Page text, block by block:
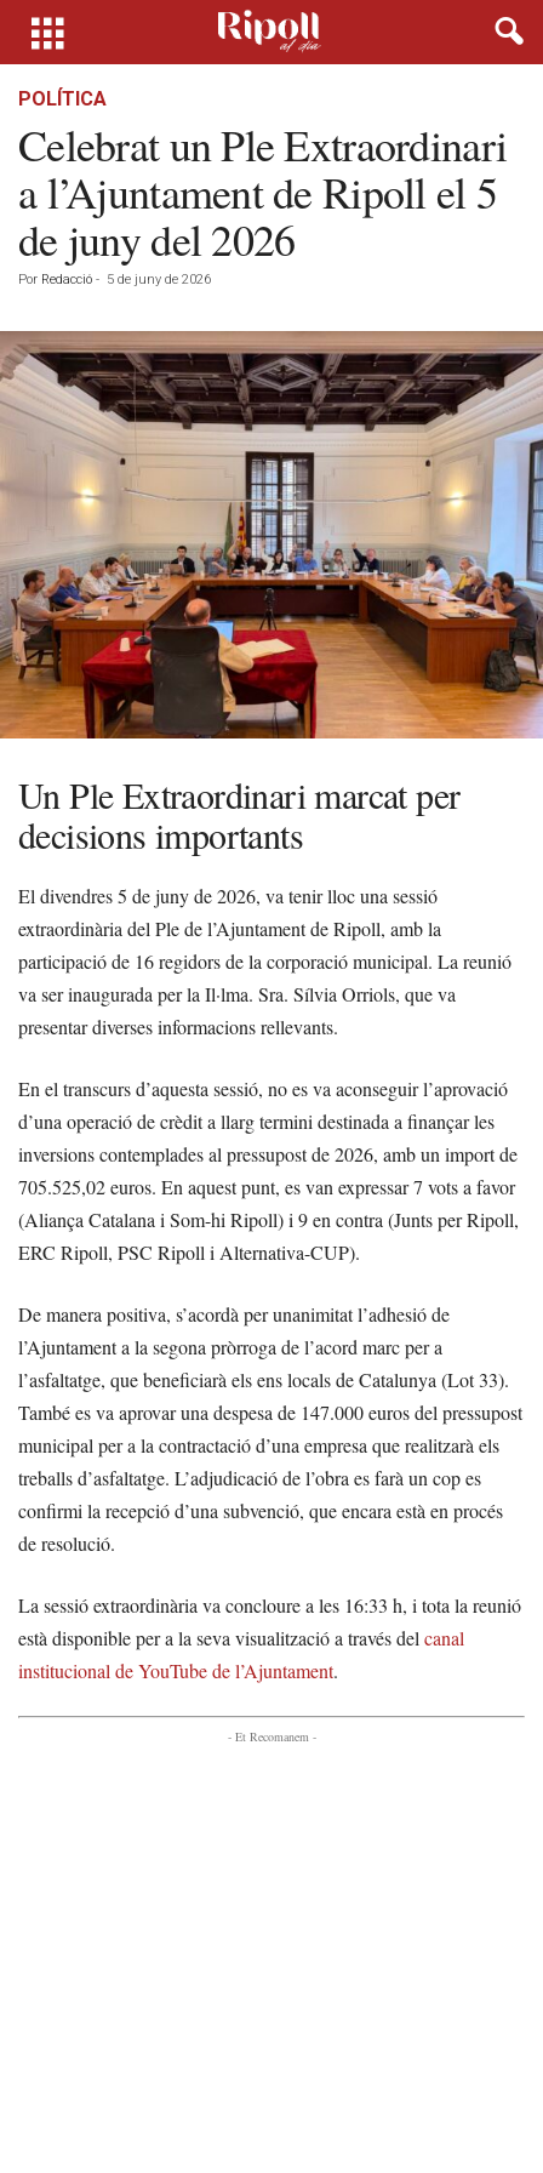
POLÍTICA
Celebrat un Ple Extraordinari
a l’Ajuntament de Ripoll el 5
de juny del 2026
Por Redacció - 5 de juny de 2026
Un Ple Extraordinari marcat per
decisions importants
El divendres 5 de juny de 2026, va tenir lloc una sessió
extraordinària del Ple de l’Ajuntament de Ripoll, amb la
participació de 16 regidors de la corporació municipal. La reunió
va ser inaugurada per la Il·lma. Sra. Sílvia Orriols, que va
presentar diverses informacions rellevants.
En el transcurs d’aquesta sessió, no es va aconseguir l’aprovació
d’una operació de crèdit a llarg termini destinada a finançar les
inversions contemplades al pressupost de 2026, amb un import de
705.525,02 euros. En aquest punt, es van expressar 7 vots a favor
(Aliança Catalana i Som-hi Ripoll) i 9 en contra (Junts per Ripoll,
ERC Ripoll, PSC Ripoll i Alternativa-CUP).
De manera positiva, s’acordà per unanimitat l’adhesió de
l’Ajuntament a la segona pròrroga de l’acord marc per a
l’asfaltatge, que beneficiarà els ens locals de Catalunya (Lot 33).
També es va aprovar una despesa de 147.000 euros del pressupost
municipal per a la contractació d’una empresa que realitzarà els
treballs d’asfaltatge. L’adjudicació de l’obra es farà un cop es
confirmi la recepció d’una subvenció, que encara està en procés
de resolució.
La sessió extraordinària va concloure a les 16:33 h, i tota la reunió
està disponible per a la seva visualització a través del canal
institucional de YouTube de l’Ajuntament.
- Et Recomanem -